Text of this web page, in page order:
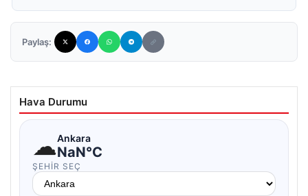
Paylaş:
Hava Durumu
☁Ankara
NaN°C
ŞEHIR SEÇ